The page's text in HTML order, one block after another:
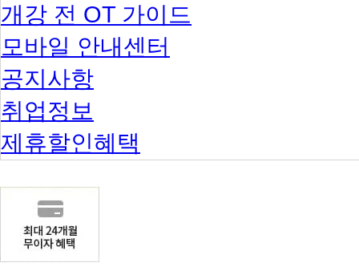
개강 전 OT 가이드
모바일 안내센터
공지사항
취업정보
제휴할인혜택